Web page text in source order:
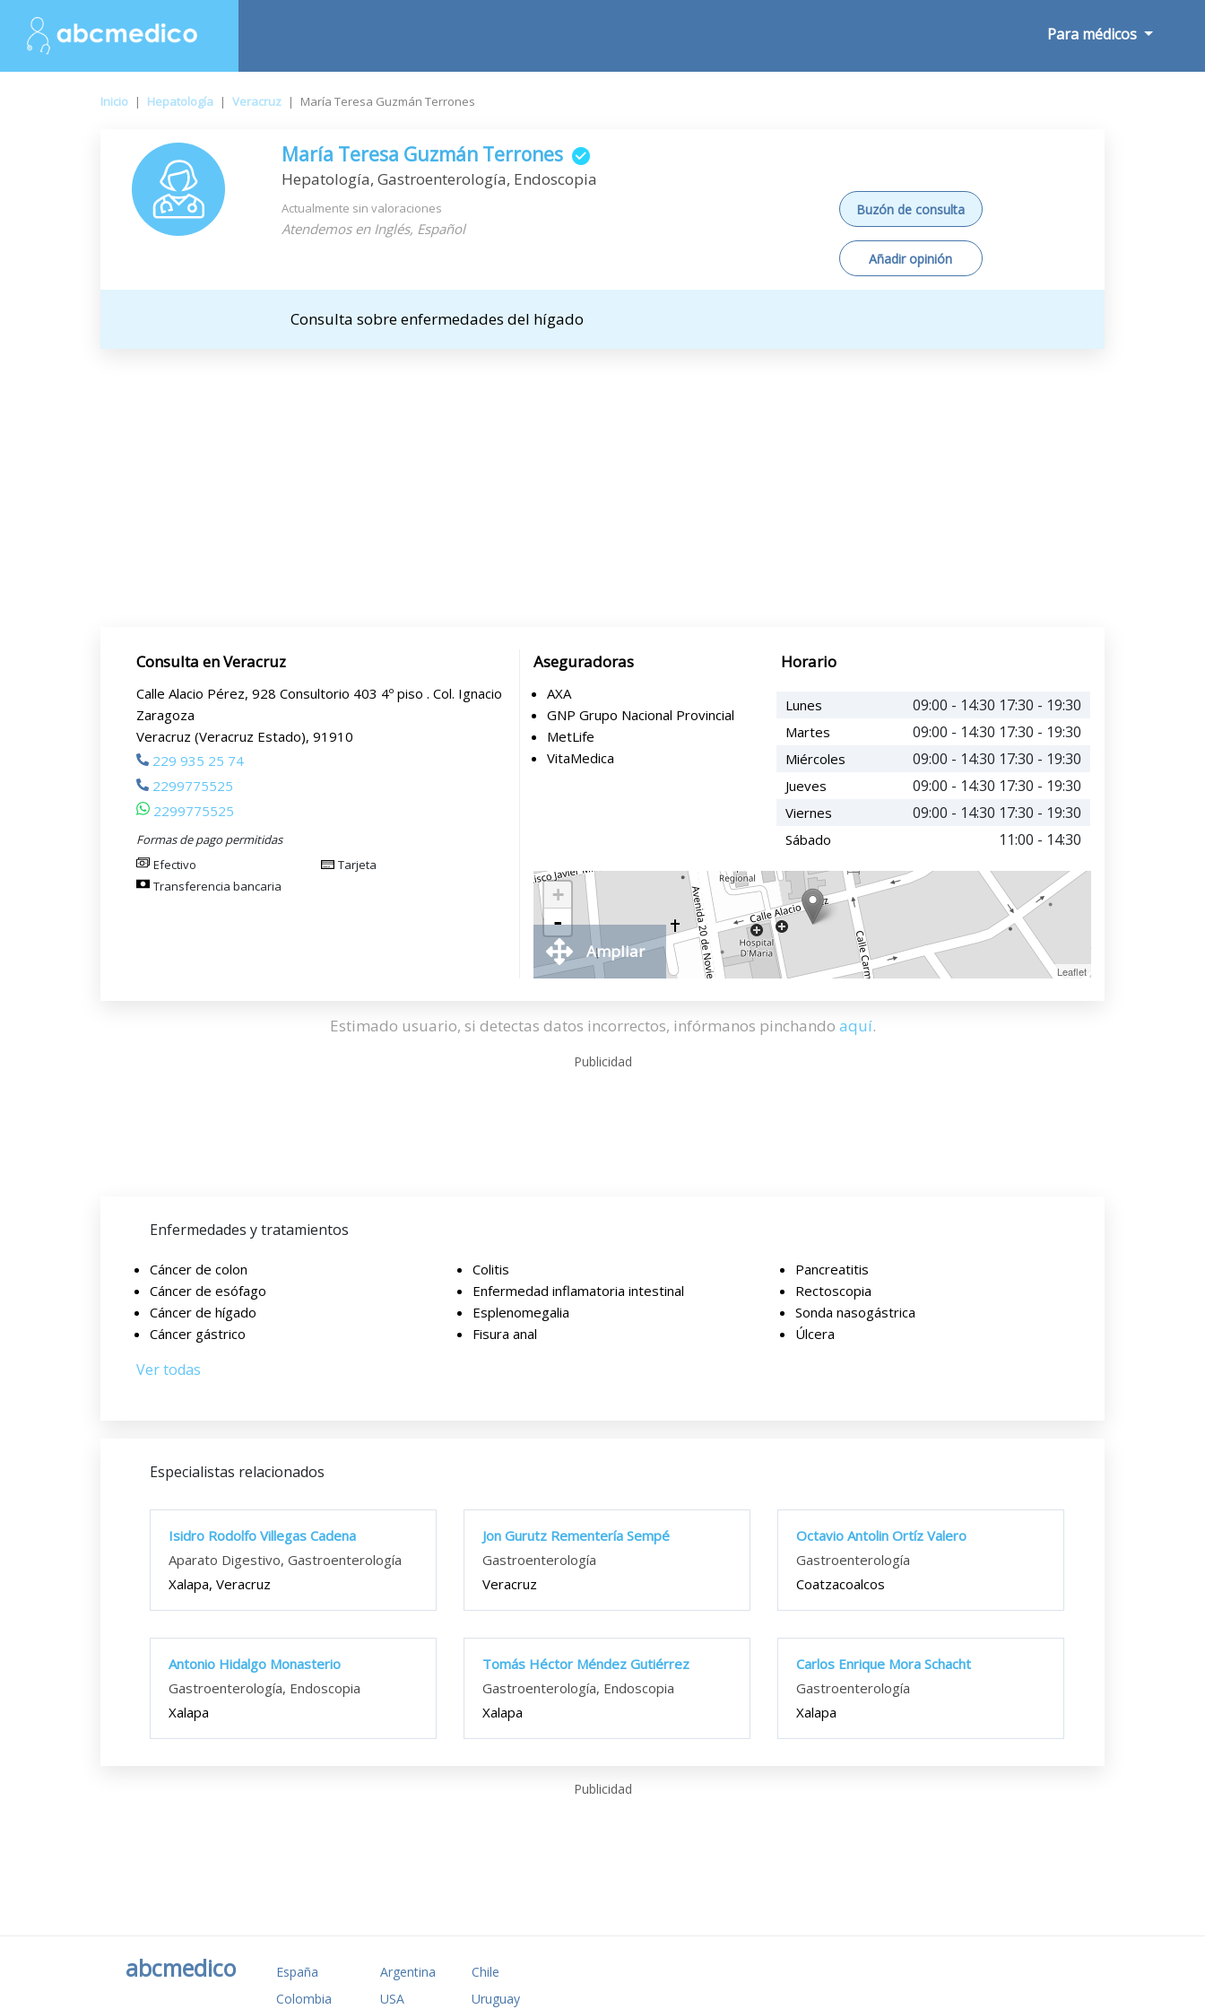
Para médicos
Inicio | Hepatología | Veracruz | María Teresa Guzmán Terrones
María Teresa Guzmán Terrones
Hepatología, Gastroenterología, Endoscopia
Actualmente sin valoraciones
Atendemos en Inglés, Español
Buzón de consulta
Añadir opinión
Consulta sobre enfermedades del hígado
Consulta en Veracruz
Calle Alacio Pérez, 928 Consultorio 403 4º piso . Col. Ignacio
Zaragoza
Veracruz (Veracruz Estado), 91910
229 935 25 74
2299775525
2299775525
Formas de pago permitidas
Efectivo
Tarjeta
Transferencia bancaria
Aseguradoras
AXA
GNP Grupo Nacional Provincial
MetLife
VitaMedica
Horario
Lunes 09:00 - 14:30 17:30 - 19:30
Martes 09:00 - 14:30 17:30 - 19:30
Miércoles 09:00 - 14:30 17:30 - 19:30
Jueves 09:00 - 14:30 17:30 - 19:30
Viernes 09:00 - 14:30 17:30 - 19:30
Sábado 11:00 - 14:30
+
-
Leaflet
Ampliar
Estimado usuario, si detectas datos incorrectos, infórmanos pinchando aquí.
Publicidad
Enfermedades y tratamientos
Cáncer de colon
Cáncer de esófago
Cáncer de hígado
Cáncer gástrico
Colitis
Enfermedad inflamatoria intestinal
Esplenomegalia
Fisura anal
Pancreatitis
Rectoscopia
Sonda nasogástrica
Úlcera
Ver todas
Especialistas relacionados
Isidro Rodolfo Villegas Cadena
Aparato Digestivo, Gastroenterología
Xalapa, Veracruz
Jon Gurutz Rementería Sempé
Gastroenterología
Veracruz
Octavio Antolin Ortíz Valero
Gastroenterología
Coatzacoalcos
Antonio Hidalgo Monasterio
Gastroenterología, Endoscopia
Xalapa
Tomás Héctor Méndez Gutiérrez
Gastroenterología, Endoscopia
Xalapa
Carlos Enrique Mora Schacht
Gastroenterología
Xalapa
Publicidad
abcmedico España Argentina
Chile
Colombia
USA Uruguay